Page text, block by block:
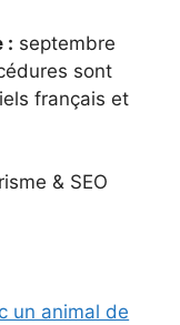
: septembre
sont
français et
& SEO
un animal de